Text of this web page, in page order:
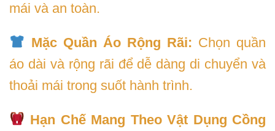
mái và an toàn.
Mặc Quần Áo Rộng Rãi: Chọn quần
áo dài và rộng rãi để dễ dàng di chuyển và
thoải mái trong suốt hành trình.
Hạn Chế Mang Theo Vật Dụng Cồng